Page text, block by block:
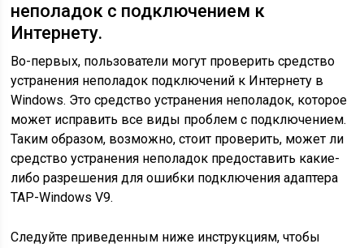
неполадок с подключением к
Интернету.
Во-первых, пользователи могут проверить средство
устранения неполадок подключений к Интернету в
Windows. Это средство устранения неполадок, которое
может исправить все виды проблем с подключением.
Таким образом, возможно, стоит проверить, может ли
средство устранения неполадок предоставить какие-
либо разрешения для ошибки подключения адаптера
TAP-Windows V9.
Следуйте приведенным ниже инструкциям, чтобы